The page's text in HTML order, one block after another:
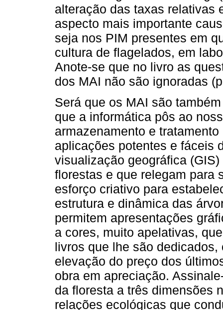
alteração das taxas relativas
aspecto mais importante
seja nos PIM presentes em
cultura de flagelados, em
Anote-se que no livro as
dos MAI não são ignoradas
Será que os MAI são
que a informática pôs ao
armazenamento e
aplicações potentes e fáceis
visualização geográfica
florestas e que relegam para
esforço criativo para
estrutura e dinâmica das
permitem apresentações
a cores, muito apelativas,
livros que lhe são
elevação do preço dos
obra em apreciação.
da floresta a três dimensões
relações ecológicas que